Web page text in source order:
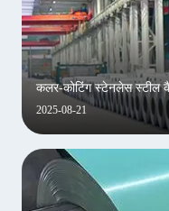
2025-08-21
कलर-कोटिंग स्टेनलेस स्टील